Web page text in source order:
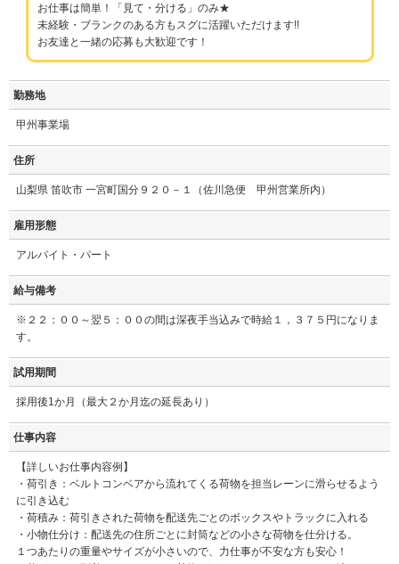
お仕事は簡単！「見て・分ける」のみ★
未経験・ブランクのある方もスグに活躍いただけます!!
お友達と一緒の応募も大歓迎です！
勤務地
甲州事業場
住所
山梨県 笛吹市 一宮町国分９２０－１（佐川急便 甲州営業所内）
雇用形態
アルバイト・パート
給与備考
※２２：００～翌５：００の間は深夜手当込みで時給１，３７５円になりま
す。
試用期間
採用後1か月（最大２か月迄の延長あり）
仕事内容
【詳しいお仕事内容例】
・荷引き：ベルトコンベアから流れてくる荷物を担当レーンに滑らせるよう
に引き込む
・荷積み：荷引きされた荷物を配送先ごとのボックスやトラックに入れる
・小物仕分け：配送先の住所ごとに封筒などの小さな荷物を仕分ける。
１つあたりの重量やサイズが小さいので、力仕事が不安な方も安心！